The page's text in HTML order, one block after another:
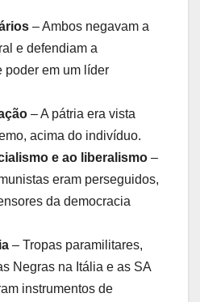
– Ambos negavam a
e defendiam a
poder em um líder
– A pátria era vista
acima do indivíduo.
e ao liberalismo –
eram perseguidos,
da democracia
– Tropas paramilitares,
Negras na Itália e as SA
instrumentos de